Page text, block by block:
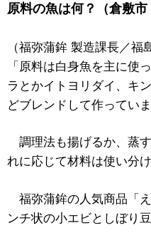
原料の魚は何？（倉敷
（福弥蒲鉾 製造課長／福
「原料は白身魚を主に使
ラとかイトヨリダイ、キ
どブレンドして作っていま
調理法も揚げるか、蒸
れに応じて材料は使い分
福弥蒲鉾の人気商品「
ンチ状の小エビとしぼり